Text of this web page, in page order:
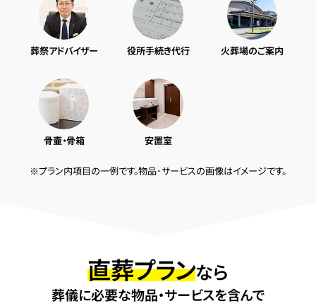
葬祭アドバイザー 役所手続き代行 火葬場のご案内
骨壷・骨箱 安置室
※プラン内項目の一例です。物品･サービスの画像はイメージです。
直葬プランなら
葬儀に必要な物品・サービスを含んで